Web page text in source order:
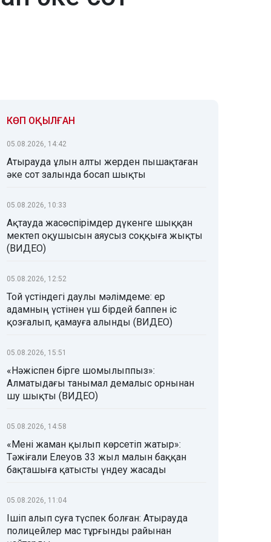
КӨП ОҚЫЛҒАН
05.08.2026, 14:42
Атырауда ұлын алты жерден пышақтаған
әке сот залында босап шықты
05.08.2026, 10:33
Ақтауда жасөспірімдер дүкенге шыққан
мектеп оқушысын аяусыз соққыға жықты
(ВИДЕО)
05.08.2026, 12:52
Той үстіндегі даулы мәлімдеме: ер
адамның үстінен үш бірдей баппен іс
қозғалып, қамауға алынды (ВИДЕО)
05.08.2026, 15:51
«Нәжіспен бірге шомылыппыз»:
Алматыдағы танымал демалыс орнынан
шу шықты (ВИДЕО)
05.08.2026, 14:58
«Мені жаман қылып көрсетіп жатыр»:
Тәжіғали Елеуов 33 жыл малын баққан
бақташыға қатысты үндеу жасады
05.08.2026, 11:04
Ішіп алып суға түспек болған: Атырауда
полицейлер мас тұрғынды райынан